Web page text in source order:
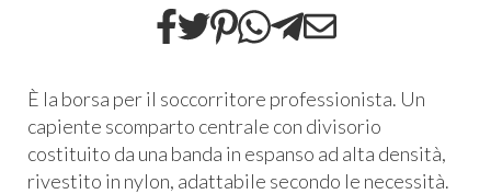
È la borsa per il soccorritore professionista. Un
capiente scomparto centrale con divisorio
costituito da una banda in espanso ad alta densità,
rivestito in nylon, adattabile secondo le necessità.